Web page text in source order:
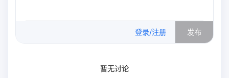
登录/注册 发布
暂无讨论